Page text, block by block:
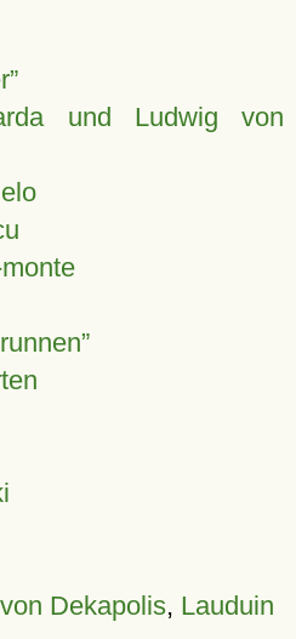
und Ludwig von
Dekapolis, Lauduin